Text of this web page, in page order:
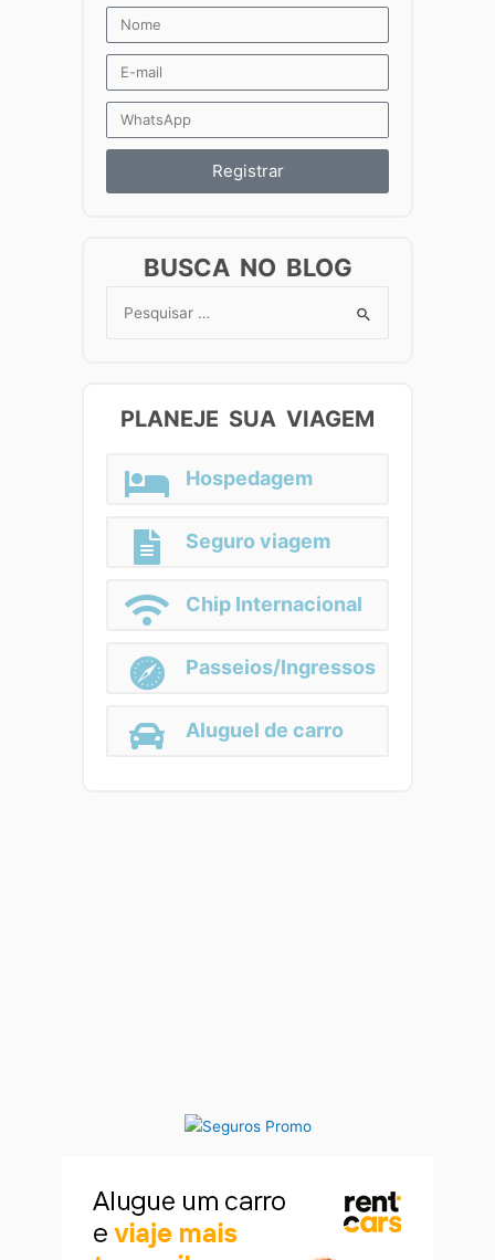
Registrar
BUSCA NO BLOG
Search
PLANEJE SUA VIAGEM
Hospedagem
Seguro viagem
Chip Internacional
Passeios/Ingressos
Aluguel de carro